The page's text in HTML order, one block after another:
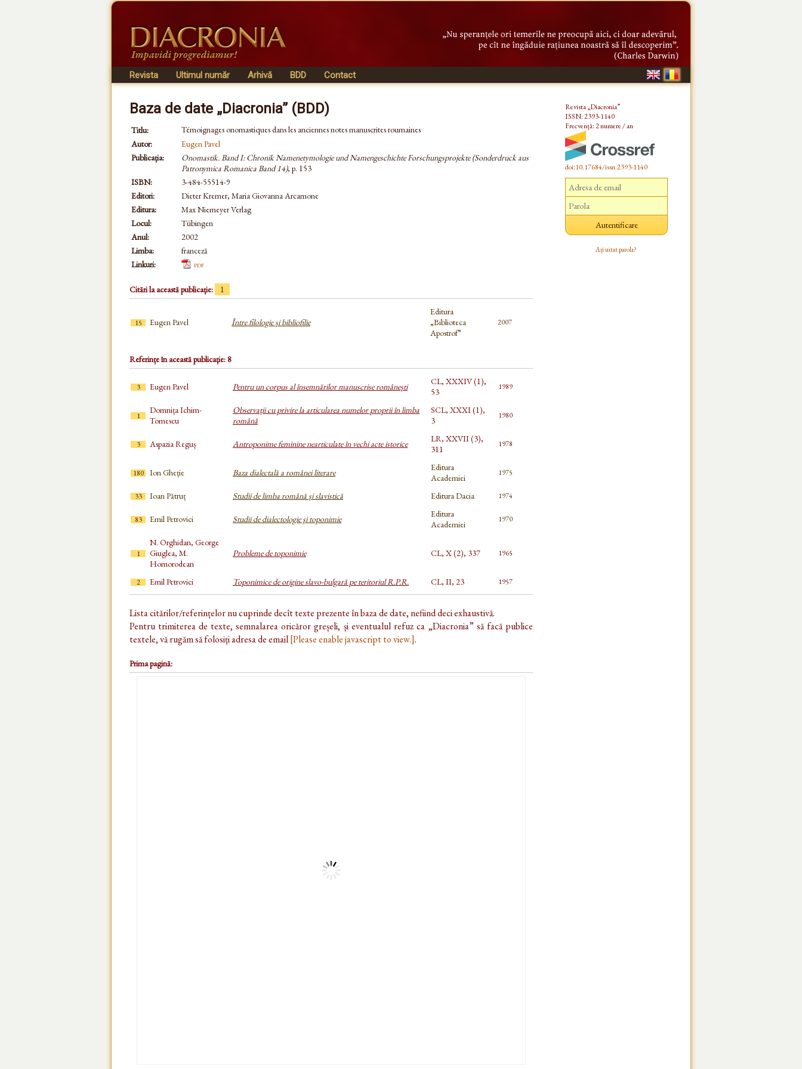
Revista Ultimul număr Arhivă BDD Contact
Baza de date „Diacronia” (BDD)
Titlu:
Témoignages onomastiques dans les anciennes notes manuscrites roumaines
Autor:
Eugen Pavel
Publicația:
Onomastik. Band I: Chronik Namenetymologie und Namengeschichte Forschungsprojekte (Sonderdruck aus
Patronymica Romanica Band 14), p. 153
ISBN:
3-484-55514-9
Editori:
Dieter Kremer, Maria Giovanna Arcamone
Editura:
Max Niemeyer Verlag
Locul:
Tübingen
Anul:
2002
Limba:
franceză
Linkuri:
pdf
Citări la această publicație: 1
15 Eugen Pavel Între filologie și bibliofilie
Editura
„Biblioteca
Apostrof”
2007
Referințe în această publicație: 8
3 Eugen Pavel Pentru un corpus al însemnărilor manuscrise românești
CL, XXXIV (1),
53
1989
1
Domnița Ichim-
Tomescu
Observații cu privire la articularea numelor proprii în limba
română
SCL, XXXI (1),
3
1980
3 Aspazia Reguș Antroponime feminine nearticulate în vechi acte istorice
LR, XXVII (3),
311
1978
180 Ion Gheție Baza dialectală a românei literare
Editura
Academiei
1975
33 Ioan Pătruț Studii de limba română și slavistică Editura Dacia 1974
83 Emil Petrovici Studii de dialectologie şi toponimie
Editura
Academiei
1970
1
N. Orghidan, George
Giuglea, M.
Homorodean
Probleme de toponimie CL, X (2), 337 1965
2 Emil Petrovici Toponimice de origine slavo-bulgară pe teritoriul R.P.R. CL, II, 23 1957
Lista citărilor/referințelor nu cuprinde decît texte prezente în baza de date, nefiind deci exhaustivă.
Pentru trimiterea de texte, semnalarea oricăror greșeli, și eventualul refuz ca „Diacronia” să facă publice
textele, vă rugăm să folosiți adresa de email[Please enable javascript to view.].
Prima pagină:
Revista „Diacronia”
ISSN: 2393-1140
Frecvență: 2 numere / an
doi:10.17684/issn.2393-1140
Ați uitat parola?